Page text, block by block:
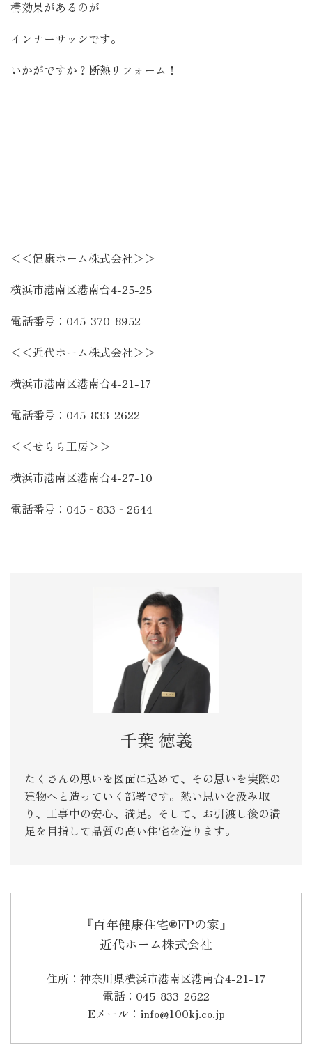
構効果があるのが
インナーサッシです。
いかがですか？断熱リフォーム！
＜＜健康ホーム株式会社＞＞
横浜市港南区港南台4-25-25
電話番号： 045-370-8952
＜＜近代ホーム株式会社＞＞
横浜市港南区港南台4-21-17
電話番号： 045-833-2622
＜＜せらら工房＞＞
横浜市港南区港南台4-27-10
電話番号： 045‐833‐2644
千葉 徳義
たくさんの思いを図面に込めて、その思いを実際の
建物へと造っていく部署です。熱い思いを汲み取
り、工事中の安心、満足。そして、お引渡し後の満
足を目指して品質の高い住宅を造ります。
『百年健康住宅®FPの家』
近代ホーム株式会社
住所：神奈川県横浜市港南区港南台4-21-17
電話：045-833-2622
Eメール：info@100kj.co.jp